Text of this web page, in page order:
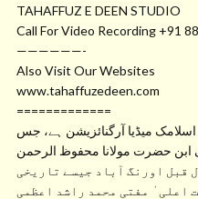
TAHAFFUZ E DEEN STUDIO
Call For Video Recording +91
——————-
Also Visit Our Websites
www.tahaffuzedeen.com
=============
میڈیا آرگنائزیشن ہے، جس
ابن حضرت مولانا محفوظ الرحمن
اورنگ آباد مہاراشٹر نے 2سال قبل اورنگ آباد جیسے تاریخی
اعلی ٰ مفتی محمد راشد اعظمی